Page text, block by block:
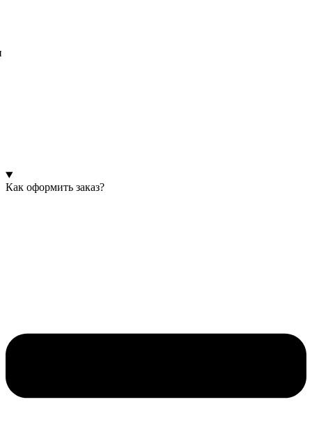
Как оформить заказ?